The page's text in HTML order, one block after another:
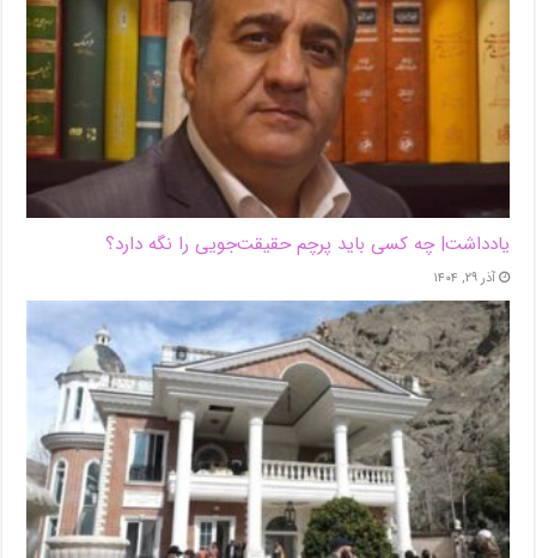
یادداشت| ‌چه کسی باید پرچم حقیقت‌جویی را نگه دارد؟
آذر ۲۹, ۱۴۰۴